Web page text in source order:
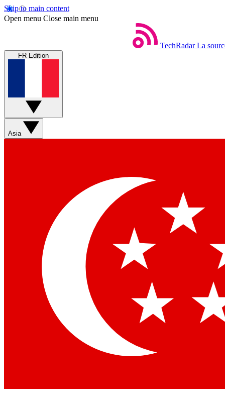
Skip to main content
Open menu Close main menu
TechRadar La
FR Edition
Asia